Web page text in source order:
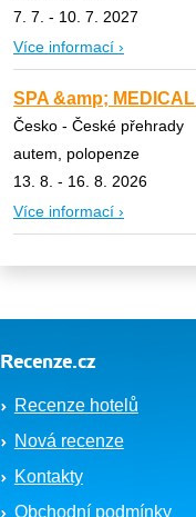
7. 7. - 10. 7. 2027
Více informací ›
SPA &amp;
Česko - České přehrady
autem, polopenze
13. 8. - 16. 8. 2026
Více informací ›
Recenze.cz
Recenze hotelů
Nová recenze
Kontakty
Obchodní podmínky